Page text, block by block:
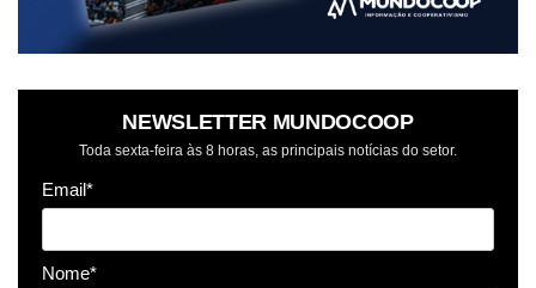
NEWSLETTER MUNDOCOOP
Toda sexta-feira às 8 horas, as principais notícias do setor.
Email*
Nome*